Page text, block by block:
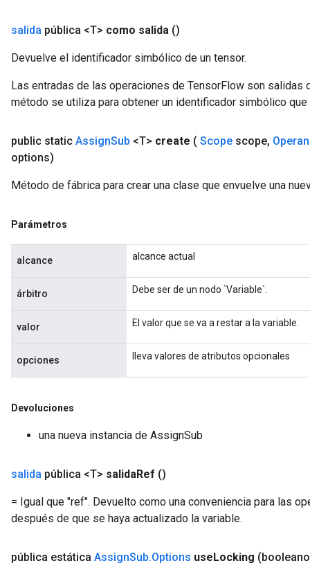
salida pública <T> como salida ()
Devuelve el identificador simbólico de un tensor.
Las entradas de las operaciones de TensorFlow son salidas
método se utiliza para obtener un identificador simbólico
public static AssignSub <T> create ( Scope scope,
options)
Método de fábrica para crear una clase que envuelve una
Parámetros
alcance alcance actual
árbitro Debe ser de un nodo `Variable`.
valor El valor que se va a restar a la variable.
opciones lleva valores de atributos opcionales
Devoluciones
una nueva instancia de AssignSub
salida pública <T> salidaRef ()
= Igual que "ref". Devuelto como una conveniencia para las
después de que se haya actualizado la variable.
pública estática AssignSub.Options useLocking